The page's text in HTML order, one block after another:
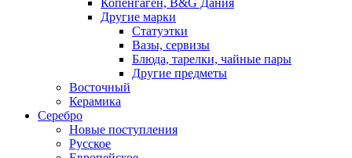
Копенгаген, B&G Дания
Другие марки
Статуэтки
Вазы, сервизы
Блюда, тарелки, чайные пары
Другие предметы
Восточный
Керамика
Серебро
Новые поступления
Русское